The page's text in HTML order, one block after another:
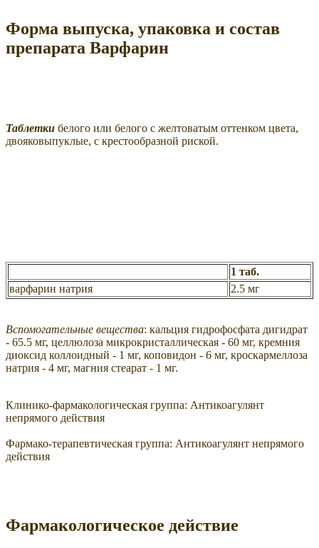
Форма выпуска, упаковка и состав
препарата Варфарин
Таблетки белого или белого с желтоватым оттенком цвета,
двояковыпуклые, с крестообразной риской.
1 таб.
варфарин натрия
2.5 мг
Вспомогательные вещества: кальция гидрофосфата дигидрат
- 65.5 мг, целлюлоза микрокристаллическая - 60 мг, кремния
диоксид коллоидный - 1 мг, коповидон - 6 мг, кроскармеллоза
натрия - 4 мг, магния стеарат - 1 мг.
Клинико-фармакологическая группа: Антикоагулянт
непрямого действия
Фармако-терапевтическая группа: Антикоагулянт непрямого
действия
Фармакологическое действие